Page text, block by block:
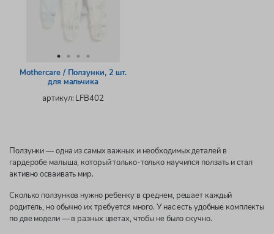
Mothercare / Ползунки, 2 шт.
для мальчика
артикул: LFB402
Ползунки — одна из самых важных и необходимых деталей в
гардеробе малыша, который только-только научился ползать и стал
активно осваивать мир.
Сколько ползунков нужно ребенку в среднем, решает каждый
родитель, но обычно их требуется много. У нас есть удобные комплекты
по две модели — в разных цветах, чтобы не было скучно.